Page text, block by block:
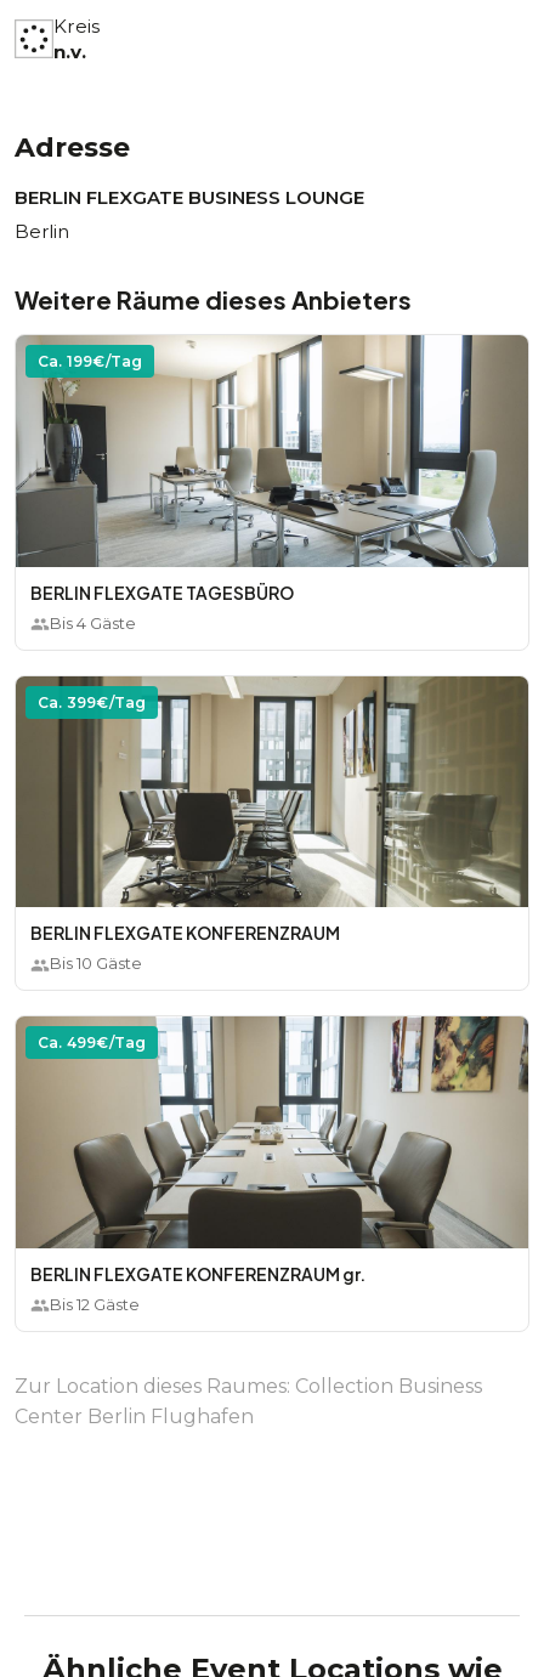
Kreis
n.v.
Adresse
BERLIN FLEXGATE BUSINESS LOUNGE
Berlin
Weitere Räume dieses Anbieters
Ca. 199€/Tag
BERLIN FLEXGATE TAGESBÜRO
Bis4 Gäste
Ca. 399€/Tag
BERLIN FLEXGATE KONFERENZRAUM
Bis10 Gäste
Ca. 499€/Tag
BERLIN FLEXGATE KONFERENZRAUM gr.
Bis12 Gäste
Zur Location dieses Raumes: Collection Business
Center Berlin Flughafen
Ähnliche Event Locations wie